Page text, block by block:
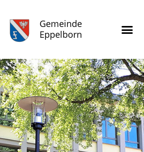
Gemeinde
Eppelborn